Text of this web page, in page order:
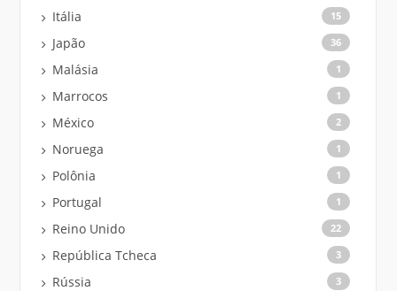
Itália 15
Japão 36
Malásia 1
Marrocos 1
México 2
Noruega 1
Polônia 1
Portugal 1
Reino Unido 22
República Tcheca 3
Rússia 3